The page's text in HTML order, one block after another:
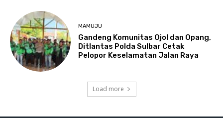
MAMUJU
Gandeng Komunitas Ojol dan Opang,
Ditlantas Polda Sulbar Cetak
Pelopor Keselamatan Jalan Raya
Load more